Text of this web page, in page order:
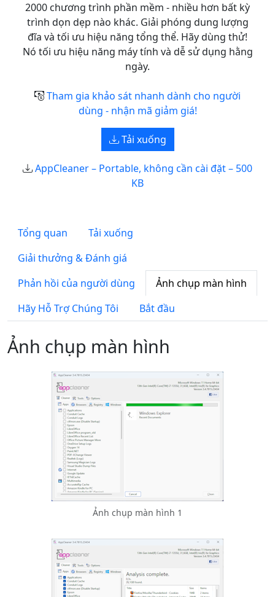
2000 chương trình phần mềm - nhiều hơn bất kỳ
trình dọn dẹp nào khác. Giải phóng dung lượng
đĩa và tối ưu hiệu năng tổng thể. Hãy dùng thử!
Nó tối ưu hiệu năng máy tính và dễ sử dụng hằng
ngày.
Tham gia khảo sát nhanh dành cho người
dùng - nhận mã giảm giá!
Tải xuống
AppCleaner – Portable, không cần cài đặt – 500
KB
Tổng quan
Tải xuống
Giải thưởng & Đánh giá
Phản hồi của người dùng
Ảnh chụp màn hình
Hãy Hỗ Trợ Chúng Tôi
Bắt đầu
Ảnh chụp màn hình
Ảnh chụp màn hình 1